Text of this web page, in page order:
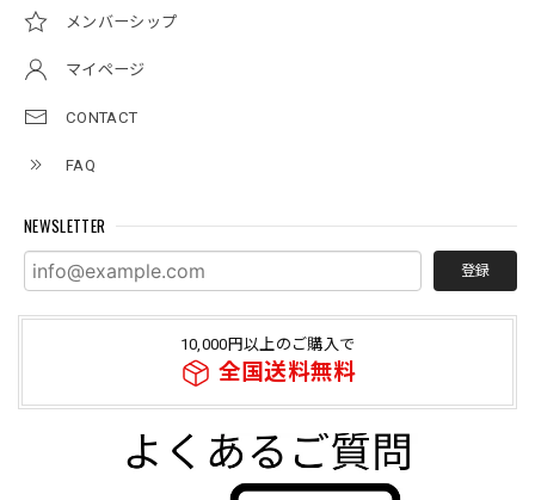
メンバーシップ
マイページ
CONTACT
FAQ
NEWSLETTER
登録
10,000円以上のご購入で
全国送料無料